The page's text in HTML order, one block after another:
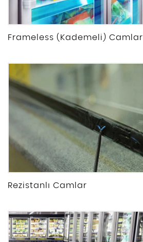
Frameless (Kademeli) Camlar
Rezistanlı Camlar